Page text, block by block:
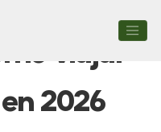
viajar
2026